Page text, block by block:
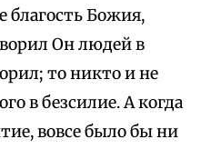
благость Божия,
Он людей в
то никто и не
в безсилие. А когда
вовсе было бы ни